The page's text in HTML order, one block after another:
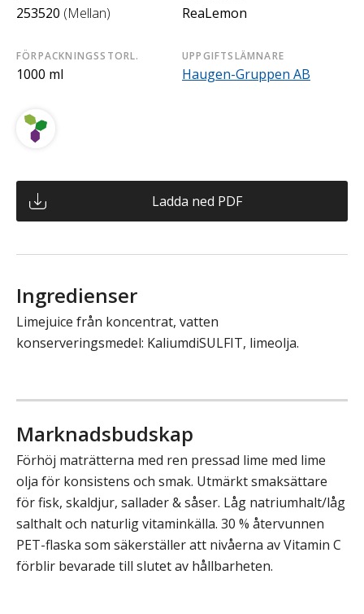
253520 (Mellan) ReaLemon
FÖRPACKNINGSSTORL.
1000 ml
UPPGIFTSLÄMNARE
Haugen-Gruppen AB
Ladda ned PDF
Ingredienser
Limejuice från koncentrat, vatten
konserveringsmedel: KaliumdiSULFIT, limeolja.
Marknadsbudskap
Förhöj maträtterna med ren pressad lime med lime
olja för konsistens och smak. Utmärkt smaksättare
för fisk, skaldjur, sallader & såser. Låg natriumhalt/låg
salthalt och naturlig vitaminkälla. 30 % återvunnen
PET-flaska som säkerställer att nivåerna av Vitamin C
förblir bevarade till slutet av hållbarheten.